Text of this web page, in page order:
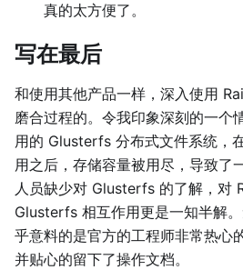
真的太方便了。
写在最后
和使用其他产品一样，深入使用
磨合过程的。令我印象深刻的一个
用的 Glusterfs 分布式文件系统，
用之后，存储容量被用尽，导致了
人员缺少对 Glusterfs 的了解，对
Glusterfs 相互作用更是一知半解
乎意料的是官方的工程师非常热心
并贴心的留下了操作文档。